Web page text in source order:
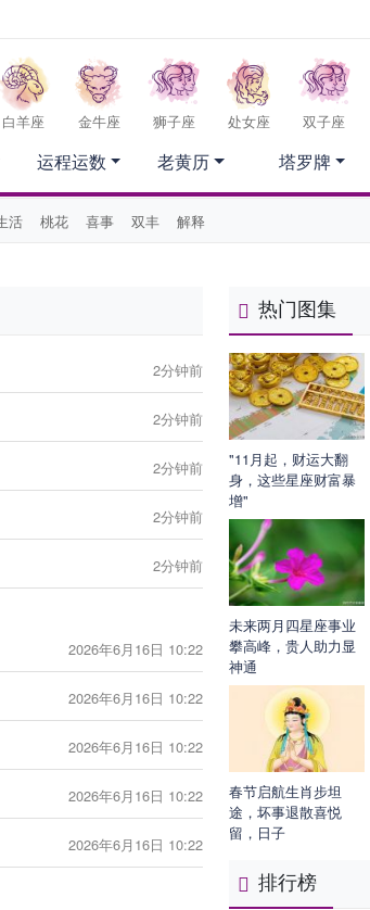
白羊座 金牛座 狮子座 处女座 双子座
活 桃花 喜事 双丰 解释
运程运数 老黄历 塔罗牌
2分钟前
2分钟前
2分钟前
2分钟前
2分钟前
2026年6月16日 10:22
2026年6月16日 10:22
2026年6月16日 10:22
2026年6月16日 10:22
2026年6月16日 10:22
热门图集
"11月起，财运大翻
身，这些星座财富暴
增"
未来两月四星座事业
攀高峰，贵人助力显
神通
春节启航生肖步坦
途，坏事退散喜悦
留，日子
排行榜